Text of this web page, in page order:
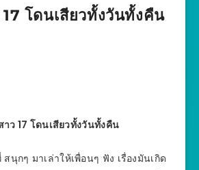
17 โดนเสียวทั้งวันทั้งคืน
าว 17 โดนเสียวทั้งวันทั้งคืน
นุกๆ มาเล่าให้เพื่อนๆ ฟัง เรื่องมันเกิด